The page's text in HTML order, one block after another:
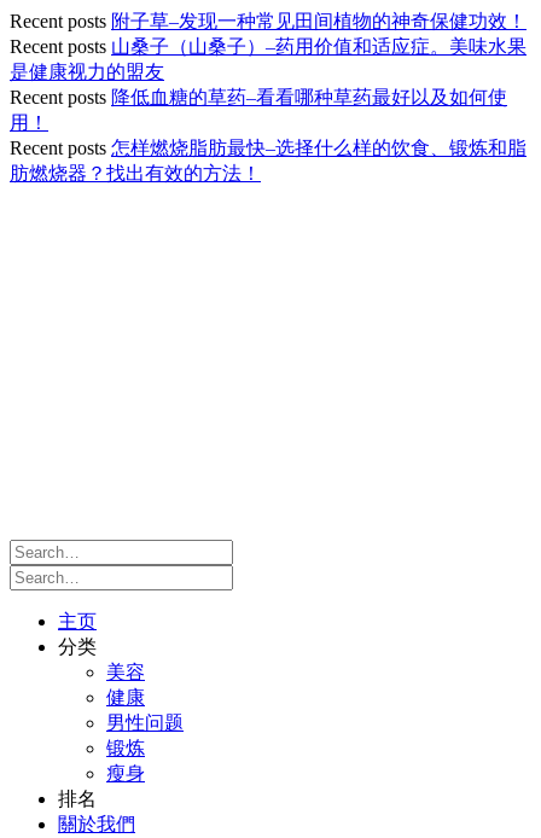
Recent posts 附子草–发现一种常见田间植物的神奇保健功效！
Recent posts 山桑子（山桑子）–药用价值和适应症。美味水果
是健康视力的盟友
Recent posts 降低血糖的草药–看看哪种草药最好以及如何使
用！
Recent posts 怎样燃烧脂肪最快–选择什么样的饮食、锻炼和脂
肪燃烧器？找出有效的方法！
主页
分类
美容
健康
男性问题
锻炼
瘦身
排名
關於我們